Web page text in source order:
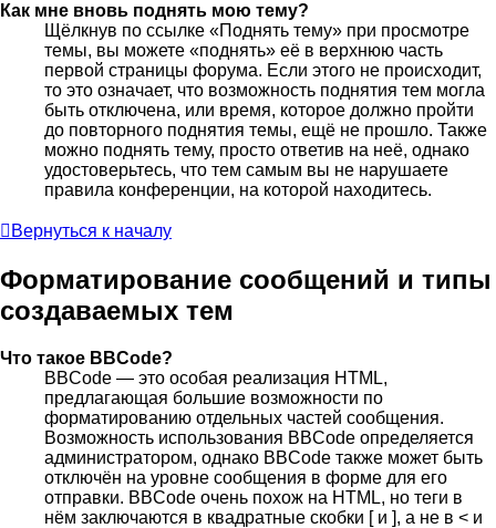
Как мне вновь поднять мою тему?
Щёлкнув по ссылке «Поднять тему» при просмотре
темы, вы можете «поднять» её в верхнюю часть
первой страницы форума. Если этого не происходит,
то это означает, что возможность поднятия тем могла
быть отключена, или время, которое должно пройти
до повторного поднятия темы, ещё не прошло. Также
можно поднять тему, просто ответив на неё, однако
удостоверьтесь, что тем самым вы не нарушаете
правила конференции, на которой находитесь.
Вернуться к началу
Форматирование сообщений и типы
создаваемых тем
Что такое BBCode?
BBCode — это особая реализация HTML,
предлагающая большие возможности по
форматированию отдельных частей сообщения.
Возможность использования BBCode определяется
администратором, однако BBCode также может быть
отключён на уровне сообщения в форме для его
отправки. BBCode очень похож на HTML, но теги в
нём заключаются в квадратные скобки [ и ], а не в < и